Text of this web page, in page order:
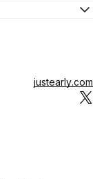
justearly.com